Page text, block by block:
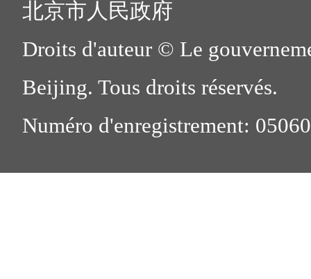
北京市人民政府
Droits d'auteur © Le
Beijing. Tous droits réservés.
Numéro d'enregistrement: